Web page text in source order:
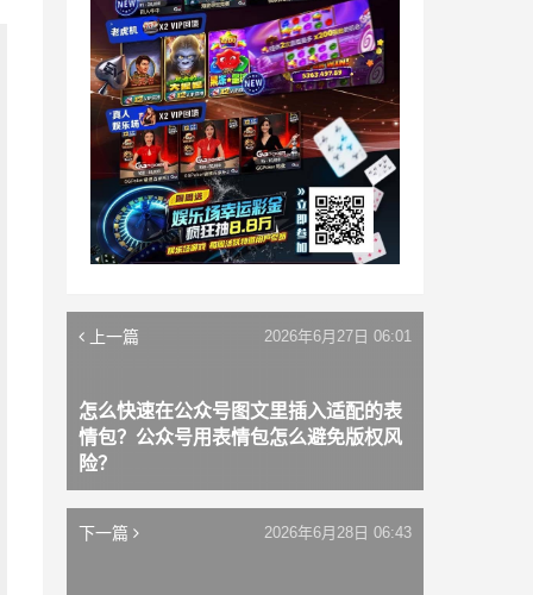
上一篇
怎么快速在公众号图文里插入适配的表
情包？公众号用表情包怎么避免版权风
险？
2026年6月27日 06:01
下一篇 2026年6月28日 06:43